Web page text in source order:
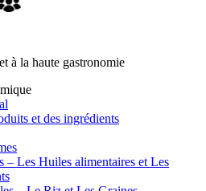
à la haute gastronomie
et des ingrédients
– Les Huiles alimentaires et Les